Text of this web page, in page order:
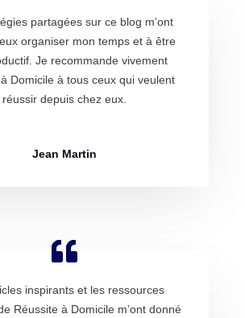
partagées sur ce blog m’ont
organiser mon temps et à être
Je recommande vivement
Domicile à tous ceux qui veulent
réussir depuis chez eux.
Jean Martin
inspirants et les ressources
Réussite à Domicile m’ont donné